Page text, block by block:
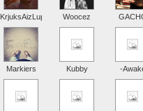
KrjuksAizLupas Woocez
Markiers Kubby -